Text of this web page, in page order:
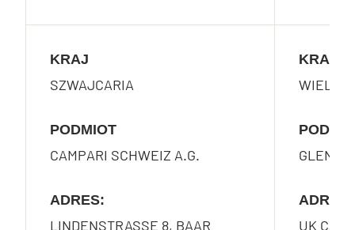
KRAJ
SZWAJCARIA
KRAJ
WIELKA
PODMIOT
CAMPARI SCHWEIZ A.G. GLEN
ADRES:
LINDENSTRASSE 8, BAAR
ADRES:
UK